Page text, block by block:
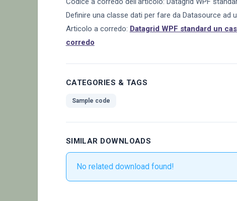
Definire una classe dati per fare da Datasource ad
Articolo a corredo: Datagrid WPF standard un
corredo
CATEGORIES & TAGS
Sample code
SIMILAR DOWNLOADS
No related download found!